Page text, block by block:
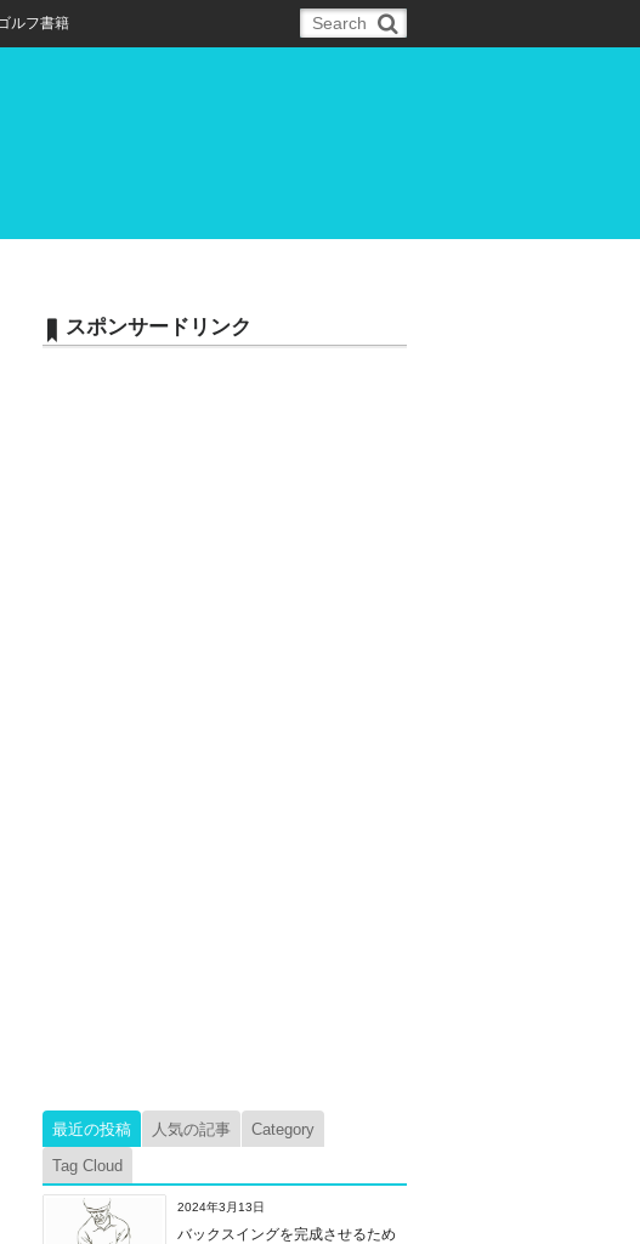
スポンサードリンク
最近の投稿 人気の記事
Category
Tag Cloud
2024年3月13日
バックスイングを完成させるため
ルフ書籍